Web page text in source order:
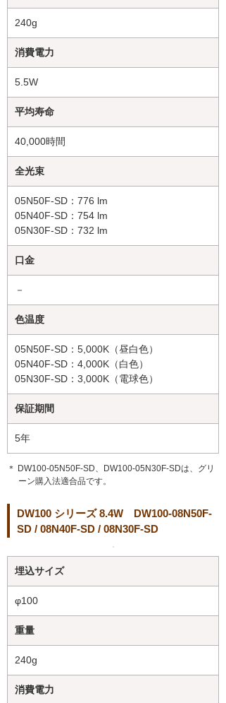
240g
消費電力
5.5W
平均寿命
40,000時間
全光束
05N50F-SD：776 lm
05N40F-SD：754 lm
05N30F-SD：732 lm
口金
－
色温度
05N50F-SD：5,000K（昼白色）
05N40F-SD：4,000K（白色）
05N30F-SD：3,000K（電球色）
保証期間
5年
＊ DW100-05N50F-SD、DW100-05N30F-SDは、グリ
ーン購入法適合品です。
DW100 シリーズ 8.4W DW100-08N50F-
SD / 08N40F-SD / 08N30F-SD
埋込サイズ
φ100
重量
240g
消費電力